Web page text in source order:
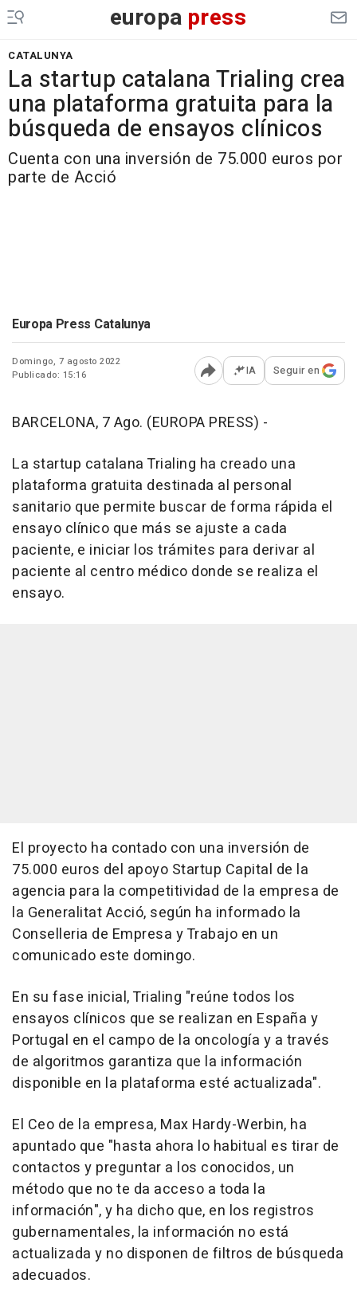
europa press
CATALUNYA
La startup catalana Trialing crea
una plataforma gratuita para la
búsqueda de ensayos clínicos
Cuenta con una inversión de 75.000 euros por
parte de Acció
Europa Press Catalunya
Domingo, 7 agosto 2022
Publicado: 15:16
Abrir opciones para
IA Seguir en
BARCELONA, 7 Ago. (EUROPA PRESS) -
La startup catalana Trialing ha creado una
plataforma gratuita destinada al personal
sanitario que permite buscar de forma rápida el
ensayo clínico que más se ajuste a cada
paciente, e iniciar los trámites para derivar al
paciente al centro médico donde se realiza el
ensayo.
El proyecto ha contado con una inversión de
75.000 euros del apoyo Startup Capital de la
agencia para la competitividad de la empresa de
la Generalitat Acció, según ha informado la
Conselleria de Empresa y Trabajo en un
comunicado este domingo.
En su fase inicial, Trialing "reúne todos los
ensayos clínicos que se realizan en España y
Portugal en el campo de la oncología y a través
de algoritmos garantiza que la información
disponible en la plataforma esté actualizada".
El Ceo de la empresa, Max Hardy-Werbin, ha
apuntado que "hasta ahora lo habitual es tirar de
contactos y preguntar a los conocidos, un
método que no te da acceso a toda la
información", y ha dicho que, en los registros
gubernamentales, la información no está
actualizada y no disponen de filtros de búsqueda
adecuados.